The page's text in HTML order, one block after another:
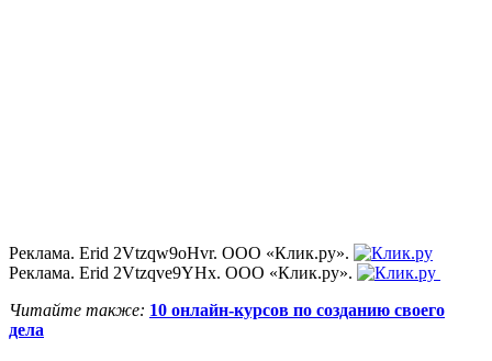
Реклама. Erid 2Vtzqw9oHvr. ООО «Клик.ру».
Реклама. Erid 2Vtzqve9YHx. ООО «Клик.ру».
Читайте также: 10 онлайн-курсов по созданию своего
дела